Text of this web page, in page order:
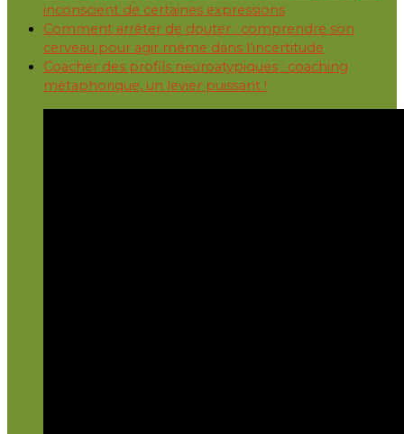
inconscient de certaines expressions
Comment arrêter de douter : comprendre son
cerveau pour agir même dans l’incertitude
Coacher des profils neuroatypiques : coaching
métaphorique, un levier puissant !